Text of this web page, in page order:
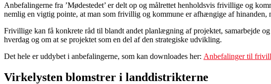
Anbefalingerne fra ’Mødestedet’ er delt op og målrettet henholdsvis frivillige og
nemlig en vigtig pointe, at man som frivillig og kommune er afhængige af hinanden,
Frivillige kan få konkrete råd til blandt andet planlægning af projektet, samarbejde
hverdag og om at se projektet som en del af den strategiske udvikling.
Det hele er uddybet i anbefalingerne, som kan downloades her: Anbefalinger til
Virkelysten blomstrer i landdistrikterne